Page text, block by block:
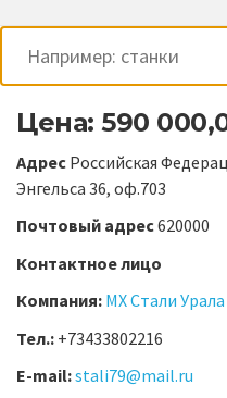
Цена: 590
Адрес Российская
Энгельса 36, оф.703
Почтовый адрес620000
Контактное лицо
Компания: МХ Стали Урала
Тел.: +73433802216
E-mail:stali79@mail.ru